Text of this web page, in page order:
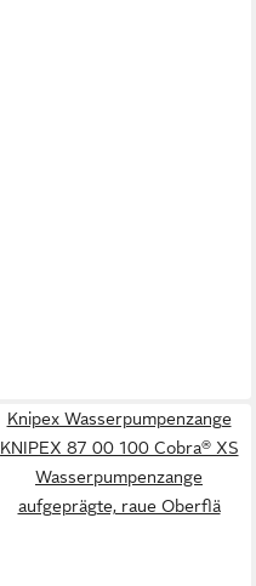
Knipex Wasserpumpenzange
KNIPEX 87 00 100 Cobra® XS
Wasserpumpenzange
aufgeprägte, raue Oberflä